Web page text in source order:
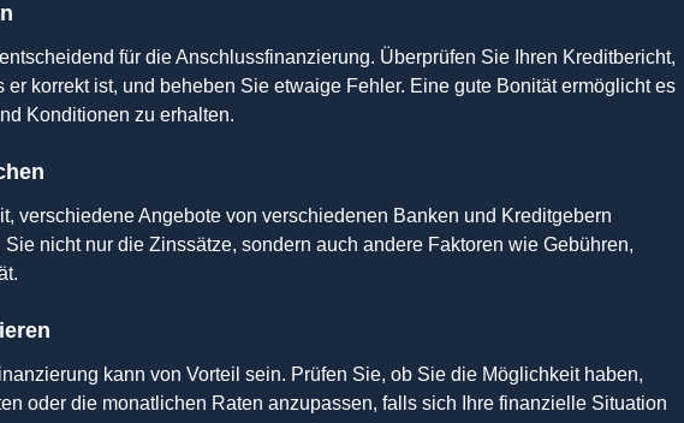
für die Anschlussfinanzierung. Überprüfen Sie Ihren Kreditbericht,
er korrekt ist, und beheben Sie etwaige Fehler. Eine gute Bonität ermöglicht es
Konditionen zu erhalten.
verschiedene Angebote von verschiedenen Banken und Kreditgebern
nicht nur die Zinssätze, sondern auch andere Faktoren wie Gebühren,
kann von Vorteil sein. Prüfen Sie, ob Sie die Möglichkeit haben,
oder die monatlichen Raten anzupassen, falls sich Ihre finanzielle Situation